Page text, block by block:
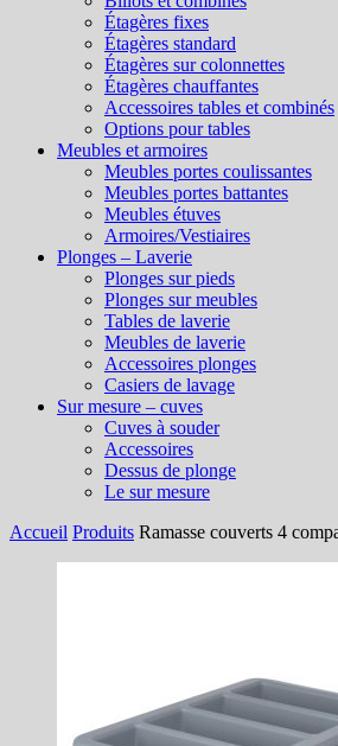
Étagères fixes
Étagères standard
Étagères sur colonnettes
Étagères chauffantes
Accessoires tables et combinés
Options pour tables
Meubles et armoires
Meubles portes coulissantes
Meubles portes battantes
Meubles étuves
Armoires/Vestiaires
Plonges – Laverie
Plonges sur pieds
Plonges sur meubles
Tables de laverie
Meubles de laverie
Accessoires plonges
Casiers de lavage
Sur mesure – cuves
Cuves à souder
Accessoires
Dessus de plonge
Le sur mesure
Accueil Produits Ramasse couverts 4